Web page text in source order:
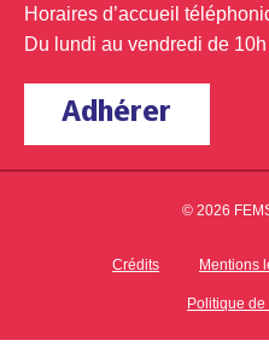
Horaires d’accueil
Du lundi au vendredi de
Adhérer
© 2026
Crédits Mentions
Politique